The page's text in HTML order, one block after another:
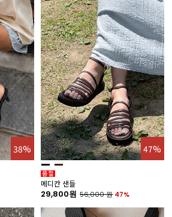
38% 47%
메디칸 샌들
29,800원 56,000원 47%